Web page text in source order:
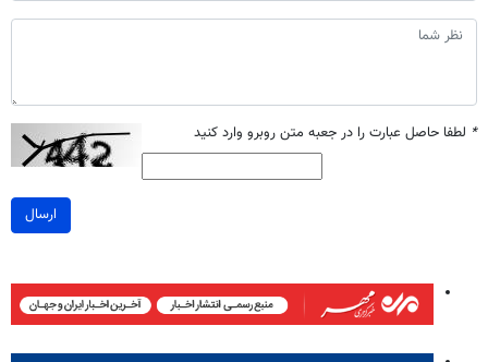
* لطفا حاصل عبارت را در جعبه متن روبرو وارد کنید
ارسال